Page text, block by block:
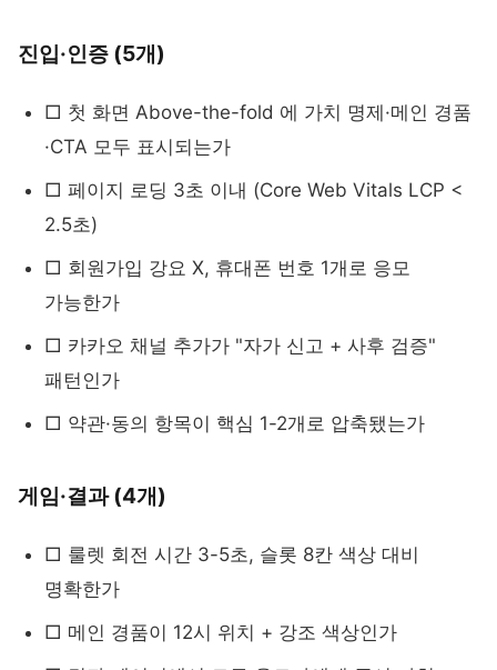
진입·인증 (5개)
□ 첫 화면 Above-the-fold 에 가치 명제·메인 경품
·CTA 모두 표시되는가
□ 페이지 로딩 3초 이내 (Core Web Vitals LCP <
2.5초)
□ 회원가입 강요 X, 휴대폰 번호 1개로 응모
가능한가
□ 카카오 채널 추가가 "자가 신고 + 사후 검증"
패턴인가
□ 약관·동의 항목이 핵심 1-2개로 압축됐는가
게임·결과 (4개)
□ 룰렛 회전 시간 3-5초, 슬롯 8칸 색상 대비
명확한가
□ 메인 경품이 12시 위치 + 강조 색상인가